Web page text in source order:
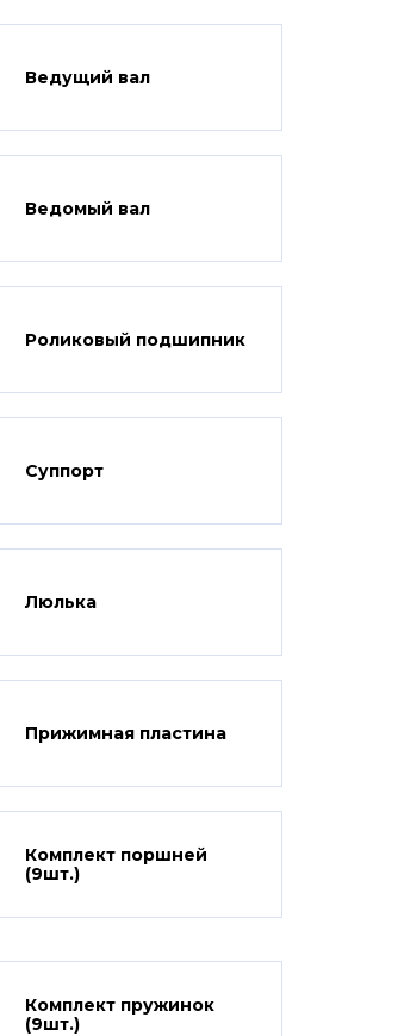
Ведущий вал
Ведомый вал
Роликовый подшипник
Суппорт
Люлька
Прижимная пластина
Комплект поршней
(9шт.)
Комплект пружинок
(9шт.)